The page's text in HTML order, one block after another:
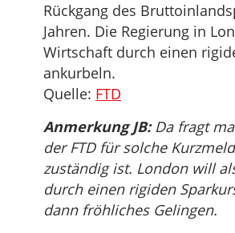
Rückgang des
Jahren. Die Regierung in
Wirtschaft durch einen
ankurbeln.
Quelle: FTD
Anmerkung JB:Da fragt
der FTD für solche
zuständig ist. London will
durch einen rigiden
dann fröhliches Gelingen.